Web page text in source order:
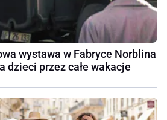
wystawa w Fabryce Norblina
dzieci przez całe wakacje